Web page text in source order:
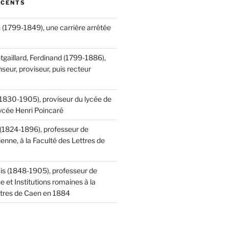
(1799-1849), une carrière arrêtée
Ferdinand (1799-1886),
proviseur, puis recteur
1905), proviseur du lycée de
Henri Poincaré
1896), professeur de
à la Faculté des Lettres de
(1848-1905), professeur de
et Institutions romaines à la
de Caen en 1884